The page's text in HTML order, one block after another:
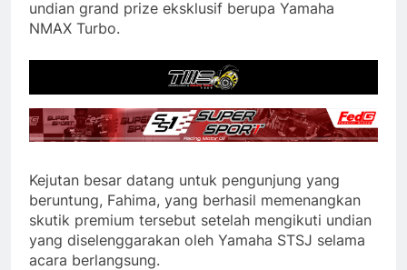
undian grand prize eksklusif berupa Yamaha
NMAX Turbo.
Kejutan besar datang untuk pengunjung yang
beruntung, Fahima, yang berhasil memenangkan
skutik premium tersebut setelah mengikuti undian
yang diselenggarakan oleh Yamaha STSJ selama
acara berlangsung.